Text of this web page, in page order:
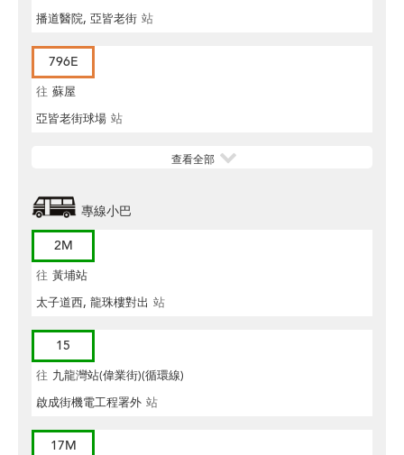
播道醫院, 亞皆老街 站
796E
往 蘇屋
亞皆老街球場 站
查看全部
專線小巴
2M
往 黃埔站
太子道西, 龍珠樓對出 站
15
往 九龍灣站(偉業街)(循環線)
啟成街機電工程署外 站
17M